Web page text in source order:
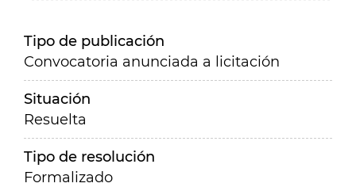
Tipo de publicación
Convocatoria anunciada a licitación
Situación
Resuelta
Tipo de resolución
Formalizado